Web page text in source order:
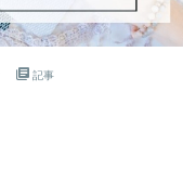
記事